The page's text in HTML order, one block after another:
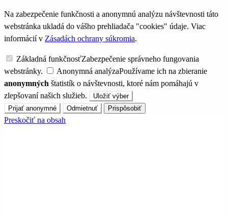
Na zabezpečenie funkčnosti a anonymnú analýzu návštevnosti táto
webstránka ukladá do vášho prehliadača "cookies" údaje. Viac
informácií v Zásadách ochrany súkromia.
Základná funkčnosťZabezpečenie správneho fungovania
webstránky.
Anonymná analýzaPoužívame ich na zbieranie
anonymných štatistík o návštevnosti, ktoré nám pomáhajú v
zlepšovaní našich služieb.
Uložiť výber
Prijať anonymné
Odmietnuť Prispôsobiť
Preskočiť na obsah